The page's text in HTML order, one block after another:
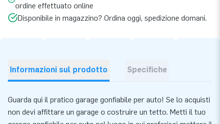
ordine effettuato online
Disponibile in magazzino? Ordina oggi, spedizione domani.
Informazioni sul prodotto Specifiche
Guarda qui il pratico garage gonfiabile per auto! Se lo acquisti
non devi affittare un garage o costruire un tetto. Metti il ​​tuo